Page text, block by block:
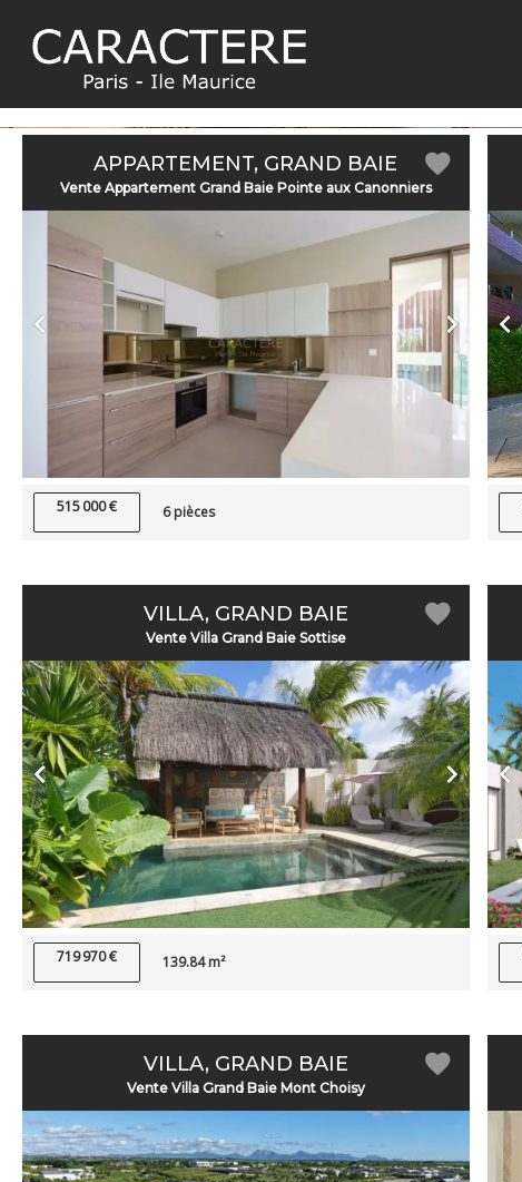
APPARTEMENT, GRAND BAIE
Vente Appartement Grand Baie Pointe aux Canonniers
515 000 € 6 pièces
VILLA, GRAND BAIE
Vente Villa Grand Baie Sottise
719 970 € 139.84 m²
VILLA, GRAND BAIE
Vente Villa Grand Baie Mont Choisy